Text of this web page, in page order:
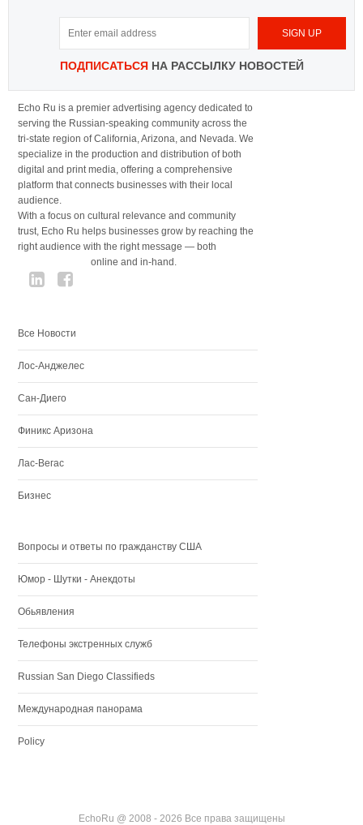
ПОДПИСАТЬСЯНА РАССЫЛКУ НОВОСТЕЙ
Echo Ru is a premier advertising agency dedicated to
serving the Russian-speaking community across the
tri-state region of California, Arizona, and Nevada. We
specialize in the production and distribution of both
digital and print media, offering a comprehensive
platform that connects businesses with their local
audience.
With a focus on cultural relevance and community
trust, Echo Ru helps businesses grow by reaching the
right audience with the right message — both
online and in-hand.
Все Новости
Лос-Анджелес
Сан-Диего
Финикс Аризона
Лас-Вегас
Бизнес
Вопросы и ответы по гражданству США
Юмор - Шутки - Анекдоты
Обьявления
Телефоны экстренных служб
Russian San Diego Classifieds
Международная панорама
Policy
EchoRu @ 2008 - 2026 Все права защищены